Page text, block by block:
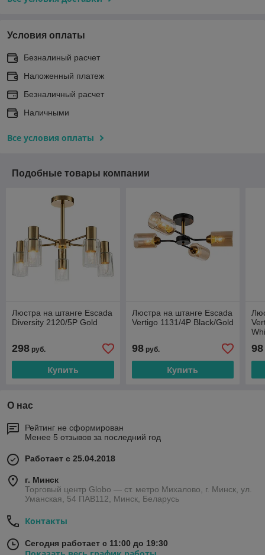
Условия оплаты
Безналиный расчет
Наложенный платеж
Безналичный расчет
Наличными
Все условия оплаты
Подобные товары компании
Люстра на штанге Escada
Diversity 2120/5P Gold
298 руб.
Купить
Люстра на штанге Escada
Vertigo 1131/4P Black/Gold
98руб.
Купить
98
О нас
Рейтинг не сформирован
Менее 5 отзывов за последний год
Работает с 25.04.2018
г. Минск
Торговый центр Globo — ст. метро Михалово, г. Минск, ул.
Уманская, 54 ПАВ112, Минск, Беларусь
Контакты
Сегодня работает с 11:00 до 19:30